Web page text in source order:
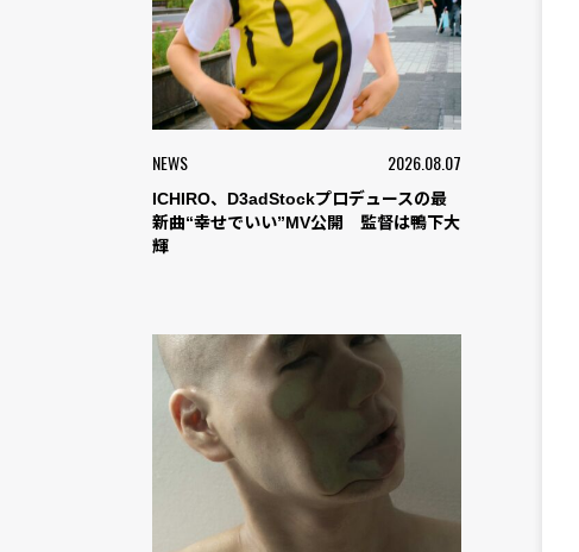
NEWS 2026.08.07
ICHIRO、D3adStockプロデュースの最
新曲“幸せでいい”MV公開 監督は鴨下大
輝